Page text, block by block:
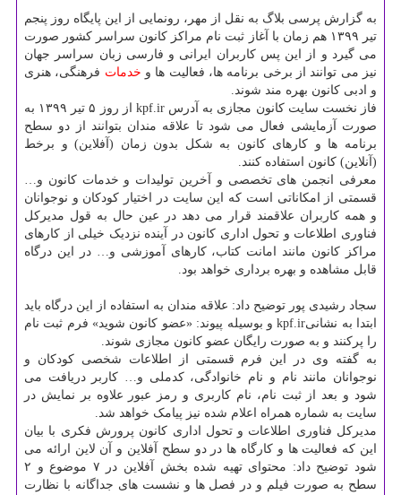
به گزارش پرسی بلاگ به نقل از مهر، رونمایی از این پایگاه روز پنجم
تیر ۱۳۹۹ هم زمان با آغاز ثبت نام مراکز کانون سراسر کشور صورت
می گیرد و از این پس کاربران ایرانی و فارسی زبان سراسر جهان
نیز می توانند از برخی برنامه ها، فعالیت ها و خدمات فرهنگی، هنری
و ادبی کانون بهره مند شوند.
فاز نخست سایت کانون مجازی به آدرس kpf.ir از روز ۵ تیر ۱۳۹۹ به
صورت آزمایشی فعال می شود تا علاقه مندان بتوانند از دو سطح
برنامه ها و کارهای کانون به شکل بدون زمان (آفلاین) و برخط
(آنلاین) کانون استفاده کنند.
معرفی انجمن های تخصصی و آخرین تولیدات و خدمات کانون و…
قسمتی از امکاناتی است که این سایت در اختیار کودکان و نوجوانان
و همه کاربران علاقمند قرار می دهد در عین حال به قول مدیرکل
فناوری اطلاعات و تحول اداری کانون در آینده نزدیک خیلی از کارهای
مراکز کانون مانند امانت کتاب، کارهای آموزشی و… در این درگاه
قابل مشاهده و بهره برداری خواهد بود.
سجاد رشیدی پور توضیح داد: علاقه مندان به استفاده از این درگاه باید
ابتدا به نشانیkpf.ir و بوسیله پیوند: «عضو کانون شوید» فرم ثبت نام
را پرکنند و به صورت رایگان عضو کانون مجازی شوند.
به گفته وی در این فرم قسمتی از اطلاعات شخصی کودکان و
نوجوانان مانند نام و نام خانوادگی، کدملی و… کاربر دریافت می
شود و بعد از ثبت نام، نام کاربری و رمز عبور علاوه بر نمایش در
سایت به شماره همراه اعلام شده نیز پیامک خواهد شد.
مدیرکل فناوری اطلاعات و تحول اداری کانون پرورش فکری با بیان
این که فعالیت ها و کارگاه ها در دو سطح آفلاین و آن لاین ارائه می
شود توضیح داد: محتوای تهیه شده بخش آفلاین در ۷ موضوع و ۲
سطح به صورت فیلم و در فصل ها و نشست های جداگانه با نظارت